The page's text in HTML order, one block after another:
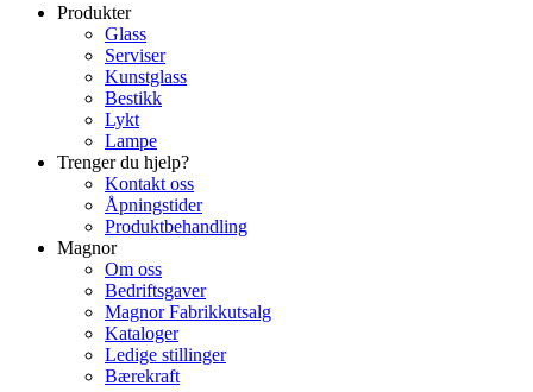
Produkter
Glass
Serviser
Kunstglass
Bestikk
Lykt
Lampe
Trenger du hjelp?
Kontakt oss
Åpningstider
Produktbehandling
Magnor
Om oss
Bedriftsgaver
Magnor Fabrikkutsalg
Kataloger
Ledige stillinger
Bærekraft